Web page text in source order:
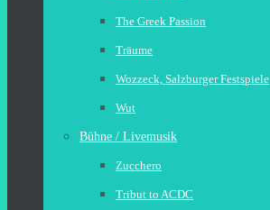
The Greek Passion
Träume
Wozzeck, Salzburger Festspiele
Wut
Bühne / Livemusik
Zucchero
Tribut to ACDC